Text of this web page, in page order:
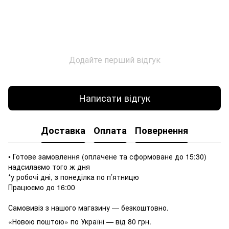
Додайте перший відгук
Написати відгук
Доставка Оплата Повернення
• Готове замовлення (оплачене та сформоване до 15:30)
надсилаємо того ж дня
*у робочі дні, з понеділка по п’ятницю
Працюємо до 16:00
Самовивіз з нашого магазину — безкоштовно.
«Новою поштою» по Україні — від 80 грн.